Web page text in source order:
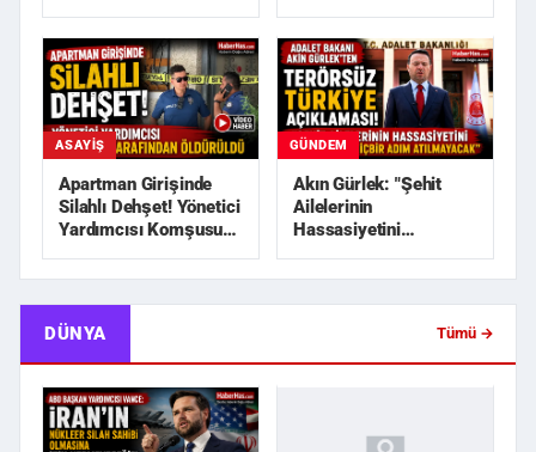
Yağdı
ASAYIŞ
Apartman Girişinde
Silahlı Dehşet! Yönetici
Yardımcısı Komşusu
GÜNDEM
Akın Gürlek: "Şehit
Ailelerinin
Hassasiyetini
Adım Atılmayaca...
DÜNYA Tümü →